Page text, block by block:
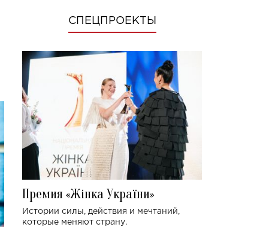
СПЕЦПРОЕКТЫ
Премия «Жінка України»
Истории силы, действия и мечтаний,
которые меняют страну.